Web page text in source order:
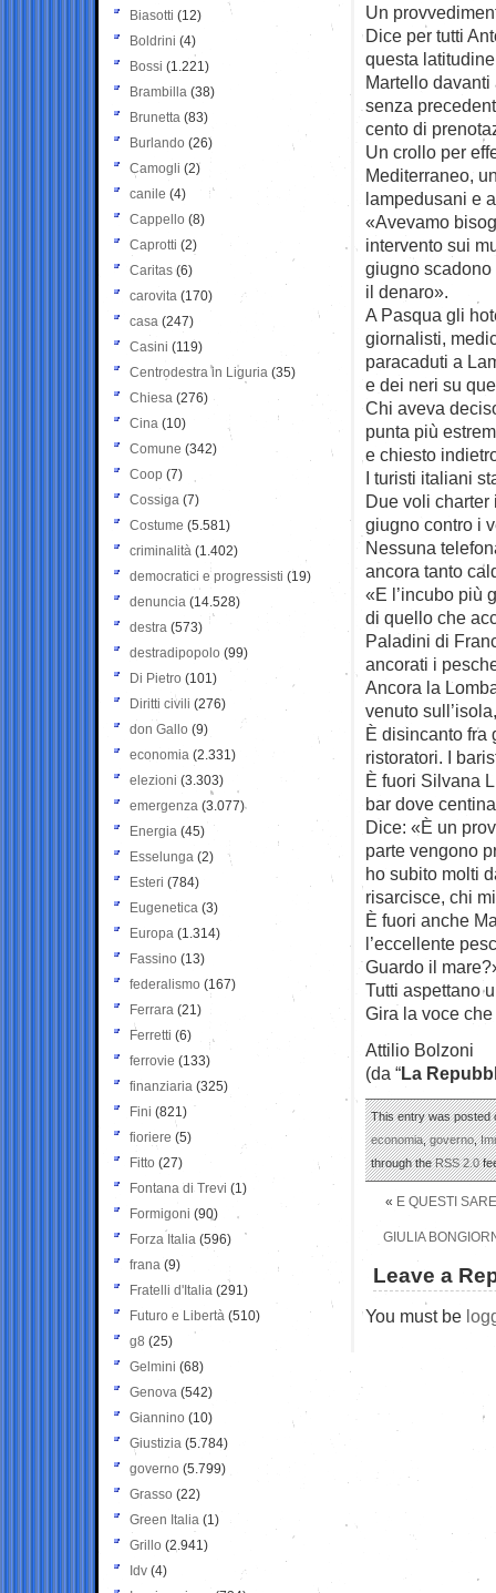
Un
Dice per tutti
questa
Martello
senza
cento di
Un crollo per
Mediterraneo,
lampedusani e
«Avevamo
intervento sui
giugno
il denaro».
A Pasqua gli
giornalisti,
paracaduti a
e dei neri su
Chi aveva
punta più
e chiesto
I turisti italiani
Due voli charter
giugno contro i
Nessuna
ancora tanto
«E l’incubo più
di quello che
Paladini di
ancorati i
Ancora la
venuto
È disincanto fra
ristoratori. I
È fuori Silvana
bar dove
Dice: «È un
parte vengono
ho subito molti
risarcisce, chi
È fuori anche
l’eccellente
Guardo il
Tutti aspettano
Gira la voce
Attilio Bolzoni
(da “La
This entry was posted
economia,governo,
through theRSS 2.0
« E QUESTI
GIULIA
Leave a
You must be
Biasotti (12)
Boldrini (4)
Bossi (1.221)
Brambilla (38)
Brunetta (83)
Burlando (26)
Camogli (2)
canile (4)
Cappello (8)
Caprotti (2)
Caritas (6)
carovita (170)
casa (247)
Casini (119)
Centrodestra in Liguria (35)
Chiesa (276)
Cina (10)
Comune (342)
Coop (7)
Cossiga (7)
Costume (5.581)
criminalità (1.402)
democratici e progressisti (19)
denuncia (14.528)
destra (573)
destradipopolo (99)
Di Pietro (101)
Diritti civili (276)
don Gallo (9)
economia (2.331)
elezioni (3.303)
emergenza (3.077)
Energia (45)
Esselunga (2)
Esteri (784)
Eugenetica (3)
Europa (1.314)
Fassino (13)
federalismo (167)
Ferrara (21)
Ferretti (6)
ferrovie (133)
finanziaria (325)
Fini (821)
fioriere (5)
Fitto (27)
Fontana di Trevi (1)
Formigoni (90)
Forza Italia (596)
frana (9)
Fratelli d'Italia (291)
Futuro e Libertà (510)
g8 (25)
Gelmini (68)
Genova (542)
Giannino (10)
Giustizia (5.784)
governo (5.799)
Grasso (22)
Green Italia (1)
Grillo (2.941)
Idv (4)